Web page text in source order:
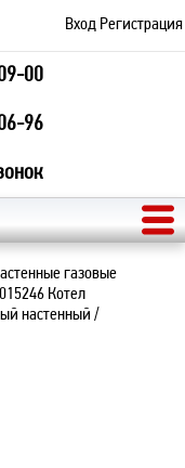
Вход Регистрация
00
96
газовые
Котел
настенный /